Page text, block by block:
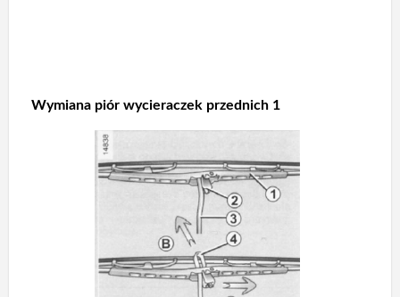
Wymiana piór wycieraczek przednich 1